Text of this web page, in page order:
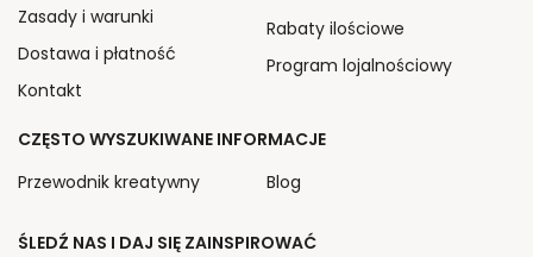
ŚLEDŹ NAS I DAJ SIĘ ZAINSPIROWAĆ
Zasady i warunki
Dostawa i płatność
Kontakt
Rabaty ilościowe
Program lojalnościowy
CZĘSTO WYSZUKIWANE INFORMACJE
Przewodnik kreatywny
Blog